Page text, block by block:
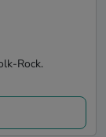
Rock.